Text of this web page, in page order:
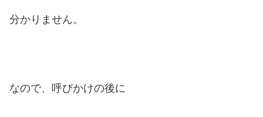
分かりません。
なので、呼びかけの後に